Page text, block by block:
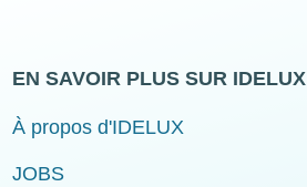
EN SAVOIR PLUS SUR IDELUX
À propos d'IDELUX
JOBS